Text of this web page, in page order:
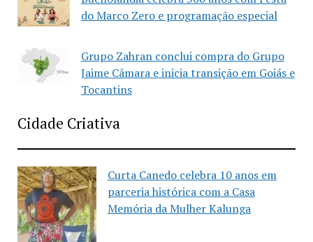
do Marco Zero e programação especial
Grupo Zahran conclui compra do Grupo
Jaime Câmara e inicia transição em Goiás e
Tocantins
Cidade Criativa
Curta Canedo celebra 10 anos em
parceria histórica com a Casa
Memória da Mulher Kalunga